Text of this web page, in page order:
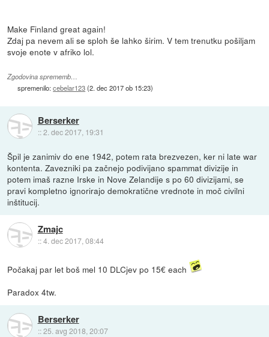
Make Finland great again!
Zdaj pa nevem ali se sploh še lahko širim. V tem trenutku pošiljam
svoje enote v afriko lol.
Zgodovina sprememb…
spremenilo:cebelar123(2. dec 2017 ob 15:23)
Berserker
::2. dec 2017, 19:31
Špil je zanimiv do ene 1942, potem rata brezvezen, ker ni late war
kontenta. Zavezniki pa začnejo podivijano spammat divizije in
potem imaš razne Irske in Nove Zelandije s po 60 divizijami, se
pravi kompletno ignorirajo demokratične vrednote in moč civilni
inštitucij.
Zmajc
::4. dec 2017, 08:44
Počakaj par let boš mel 10 DLCjev po 15€ each
Paradox 4tw.
Berserker
::25. avg 2018, 20:07